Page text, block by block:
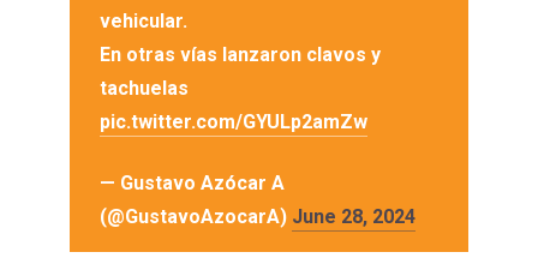
vehicular.
En otras vías lanzaron clavos y
tachuelas
pic.twitter.com/GYULp2amZw
— Gustavo Azócar A
(@GustavoAzocarA) June 28, 2024